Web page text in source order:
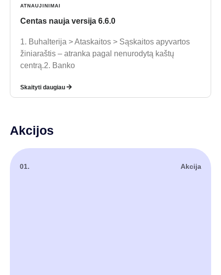
ATNAUJINIMAI
Centas nauja versija 6.6.0
1. Buhalterija > Ataskaitos > Sąskaitos apyvartos
žiniaraštis – atranka pagal nenurodytą kaštų
centrą.2. Banko
Skaityti daugiau
Akcijos
01. Akcija